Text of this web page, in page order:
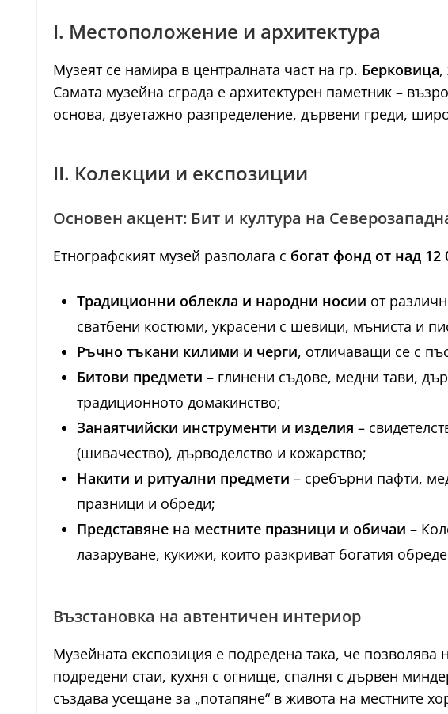
I. Местоположение и архитектура
Музеят се намира в централната част на гр. Берковица,
Самата музейна сграда е архитектурен паметник –
основа, двуетажно разпределение, дървени греди,
II. Колекции и експозиции
Основен акцент: Бит и култура на
Етнографският музей разполага с богат фонд от над 12
Традиционни облекла и народни носии от
сватбени костюми, украсени с шевици, мъниста и
Ръчно тъкани килими и черги, отличаващи се с
Битови предмети – глинени съдове, медни тави,
традиционното домакинство;
Занаятчийски инструменти и изделия –
(шивачество), дърводелство и кожарство;
Накити и ритуални предмети – сребърни пафти,
празници и обреди;
Представяне на местните празници и обичаи –
лазаруване, кукижи, които разкриват богатия
Възстановка на автентичен интериор
Музейната експозиция е подредена така, че
подредени стаи, кухня с огнище, спалня с дървен
създава усещане за „потапяне“ в живота на местните